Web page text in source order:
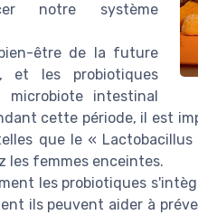
notre système
être de la future
et les probiotiques
intestinal
cette période, il est
que le «
les femmes enceintes.
les probiotiques
ils peuvent aider à